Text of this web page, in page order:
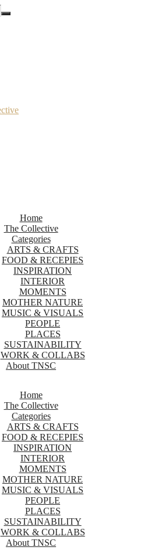
Home
The Collective
Categories
ARTS & CRAFTS
FOOD & RECEPIES
INSPIRATION
INTERIOR
MOMENTS
MOTHER NATURE
MUSIC & VISUALS
PEOPLE
PLACES
SUSTAINABILITY
WORK & COLLABS
About TNSC
Home
The Collective
Categories
ARTS & CRAFTS
FOOD & RECEPIES
INSPIRATION
INTERIOR
MOMENTS
MOTHER NATURE
MUSIC & VISUALS
PEOPLE
PLACES
SUSTAINABILITY
WORK & COLLABS
About TNSC